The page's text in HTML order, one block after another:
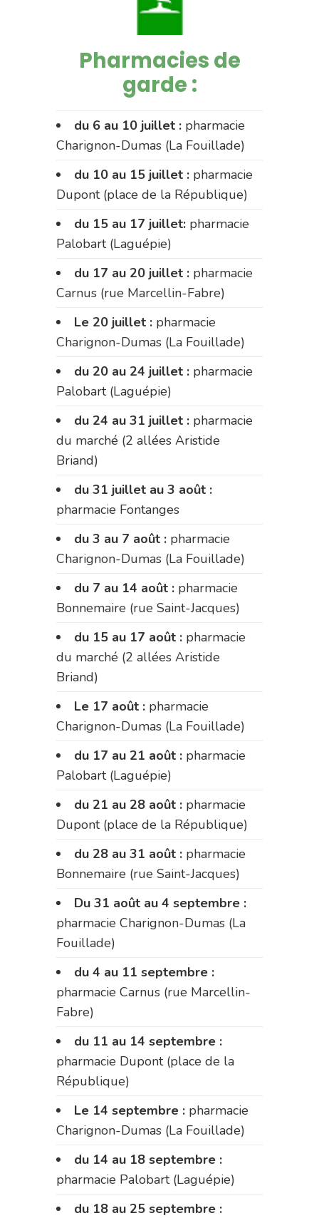
Pharmacies de
garde :
du 6 au 10 juillet : pharmacie
Charignon-Dumas (La Fouillade)
du 10 au 15 juillet : pharmacie
Dupont (place de la République)
du 15 au 17 juillet: pharmacie
Palobart (Laguépie)
du 17 au 20 juillet : pharmacie
Carnus (rue Marcellin-Fabre)
Le 20 juillet : pharmacie
Charignon-Dumas (La Fouillade)
du 20 au 24 juillet : pharmacie
Palobart (Laguépie)
du 24 au 31 juillet : pharmacie
du marché (2 allées Aristide
Briand)
du 31 juillet au 3 août :
pharmacie Fontanges
du 3 au 7 août : pharmacie
Charignon-Dumas (La Fouillade)
du 7 au 14 août : pharmacie
Bonnemaire (rue Saint-Jacques)
du 15 au 17 août : pharmacie
du marché (2 allées Aristide
Briand)
Le 17 août : pharmacie
Charignon-Dumas (La Fouillade)
du 17 au 21 août : pharmacie
Palobart (Laguépie)
du 21 au 28 août : pharmacie
Dupont (place de la République)
du 28 au 31 août : pharmacie
Bonnemaire (rue Saint-Jacques)
Du 31 août au 4 septembre :
pharmacie Charignon-Dumas (La
Fouillade)
du 4 au 11 septembre :
pharmacie Carnus (rue Marcellin-
Fabre)
du 11 au 14 septembre :
pharmacie Dupont (place de la
République)
Le 14 septembre : pharmacie
Charignon-Dumas (La Fouillade)
du 14 au 18 septembre :
pharmacie Palobart (Laguépie)
du 18 au 25 septembre :